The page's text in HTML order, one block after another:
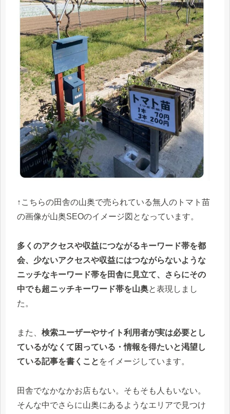
↑こちらの田舎の山奥で売られている無人のトマト苗
の画像が山奥SEOのイメージ図となっています。
多くのアクセスや収益につながるキーワード帯を都
会、少ないアクセスや収益にはつながらないような
ニッチなキーワード帯を田舎に見立て、さらにその
中でも超ニッチキーワード帯を山奥と表現しまし
た。
また、 検索ユーザーやサイト利用者が実は必要とし
ているがなくて困っている・情報を得たいと渇望し
ている記事を書くこと をイメージしています。
田舎でなかなかお店もない。そもそも人もいない。
そんな中でさらに山奥にあるようなエリアで見つけ